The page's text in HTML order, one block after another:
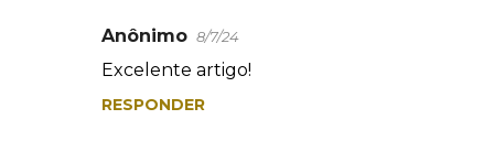
Anônimo 8/7/24
Excelente artigo!
RESPONDER